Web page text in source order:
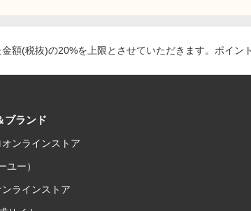
額(税抜)の20%を上限とさせていただきます。ポイン
ブランド
ンラインストア
ユー）
ラインストア